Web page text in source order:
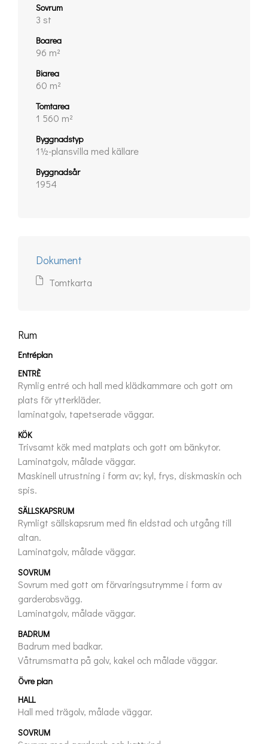
Sovrum
3 st
Boarea
96 m²
Biarea
60 m²
Tomtarea
1 560 m²
Byggnadstyp
1½-plansvilla med källare
Byggnadsår
1954
Dokument
Tomtkarta
Rum
Entréplan
ENTRÈ
Rymlig entré och hall med klädkammare och gott om
plats för ytterkläder.
laminatgolv, tapetserade väggar.
KÖK
Trivsamt kök med matplats och gott om bänkytor.
Laminatgolv, målade väggar.
Maskinell utrustning i form av; kyl, frys, diskmaskin och
spis.
SÄLLSKAPSRUM
Rymligt sällskapsrum med fin eldstad och utgång till
altan.
Laminatgolv, målade väggar.
SOVRUM
Sovrum med gott om förvaringsutrymme i form av
garderobsvägg.
Laminatgolv, målade väggar.
BADRUM
Badrum med badkar.
Våtrumsmatta på golv, kakel och målade väggar.
Övre plan
HALL
Hall med trägolv, målade väggar.
SOVRUM